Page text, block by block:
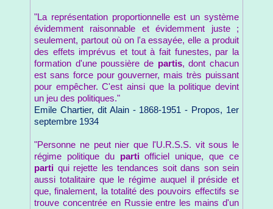
"La représentation proportionnelle est un système
évidemment raisonnable et évidemment juste ;
seulement, partout où on l'a essayée, elle a produit
des effets imprévus et tout à fait funestes, par la
formation d'une poussière de partis, dont chacun
est sans force pour gouverner, mais très puissant
pour empêcher. C'est ainsi que la politique devint
un jeu des politiques."
Emile Chartier, dit Alain - 1868-1951 - Propos, 1er
septembre 1934
"Personne ne peut nier que l'U.R.S.S. vit sous le
régime politique du partiofficiel unique, que ce
parti qui rejette les tendances soit dans son sein
aussi totalitaire que le régime auquel il préside et
que, finalement, la totalité des pouvoirs effectifs se
trouve concentrée en Russie entre les mains d'un